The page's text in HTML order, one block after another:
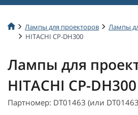
Лампы для проекторов
Лампы
HITACHI CP-DH300
Лампы для
HITACHI CP-DH300
Партномер: DT01463 (или